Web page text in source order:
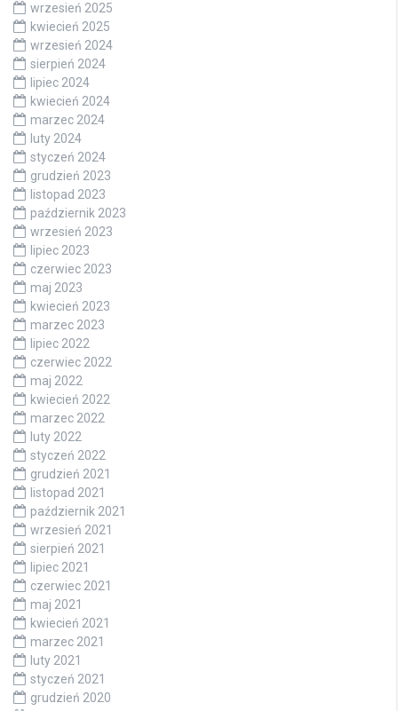
wrzesień 2025
kwiecień 2025
wrzesień 2024
sierpień 2024
lipiec 2024
kwiecień 2024
marzec 2024
luty 2024
styczeń 2024
grudzień 2023
listopad 2023
październik 2023
wrzesień 2023
lipiec 2023
czerwiec 2023
maj 2023
kwiecień 2023
marzec 2023
lipiec 2022
czerwiec 2022
maj 2022
kwiecień 2022
marzec 2022
luty 2022
styczeń 2022
grudzień 2021
listopad 2021
październik 2021
wrzesień 2021
sierpień 2021
lipiec 2021
czerwiec 2021
maj 2021
kwiecień 2021
marzec 2021
luty 2021
styczeń 2021
grudzień 2020